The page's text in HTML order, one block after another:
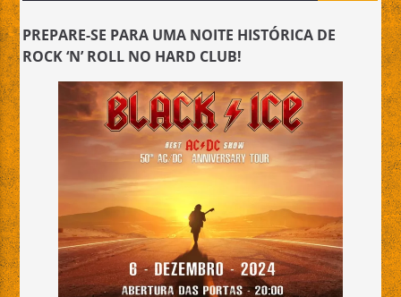
PREPARE-SE PARA UMA NOITE HISTÓRICA DE
ROCK ‘N’ ROLL NO HARD CLUB!